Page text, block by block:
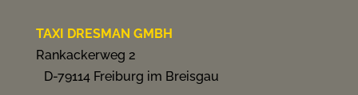
TAXI DRESMAN GMBH
Rankackerweg 2
D-79114 Freiburg im Breisgau